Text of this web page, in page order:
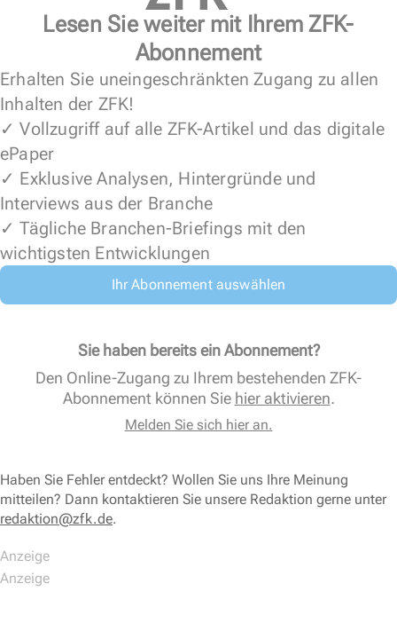
Lesen Sie weiter mit Ihrem ZFK-
Abonnement
Erhalten Sie uneingeschränkten Zugang zu allen
Inhalten der ZFK!
✓ Vollzugriff auf alle ZFK-Artikel und das digitale
ePaper
✓ Exklusive Analysen, Hintergründe und
Interviews aus der Branche
✓ Tägliche Branchen-Briefings mit den
wichtigsten Entwicklungen
Ihr Abonnement auswählen
Sie haben bereits ein Abonnement?
Den Online-Zugang zu Ihrem bestehenden ZFK-
Abonnement können Sie hier aktivieren.
Melden Sie sich hier an.
Haben Sie Fehler entdeckt? Wollen Sie uns Ihre Meinung
mitteilen? Dann kontaktieren Sie unsere Redaktion gerne unter
redaktion@zfk.de.